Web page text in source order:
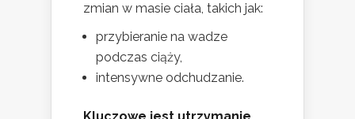
zmian w masie ciała, takich jak:
przybieranie na wadze
podczas ciąży,
intensywne odchudzanie.